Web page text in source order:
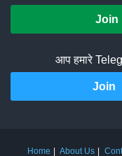
Join
आप हमारे
Join
Home About Us